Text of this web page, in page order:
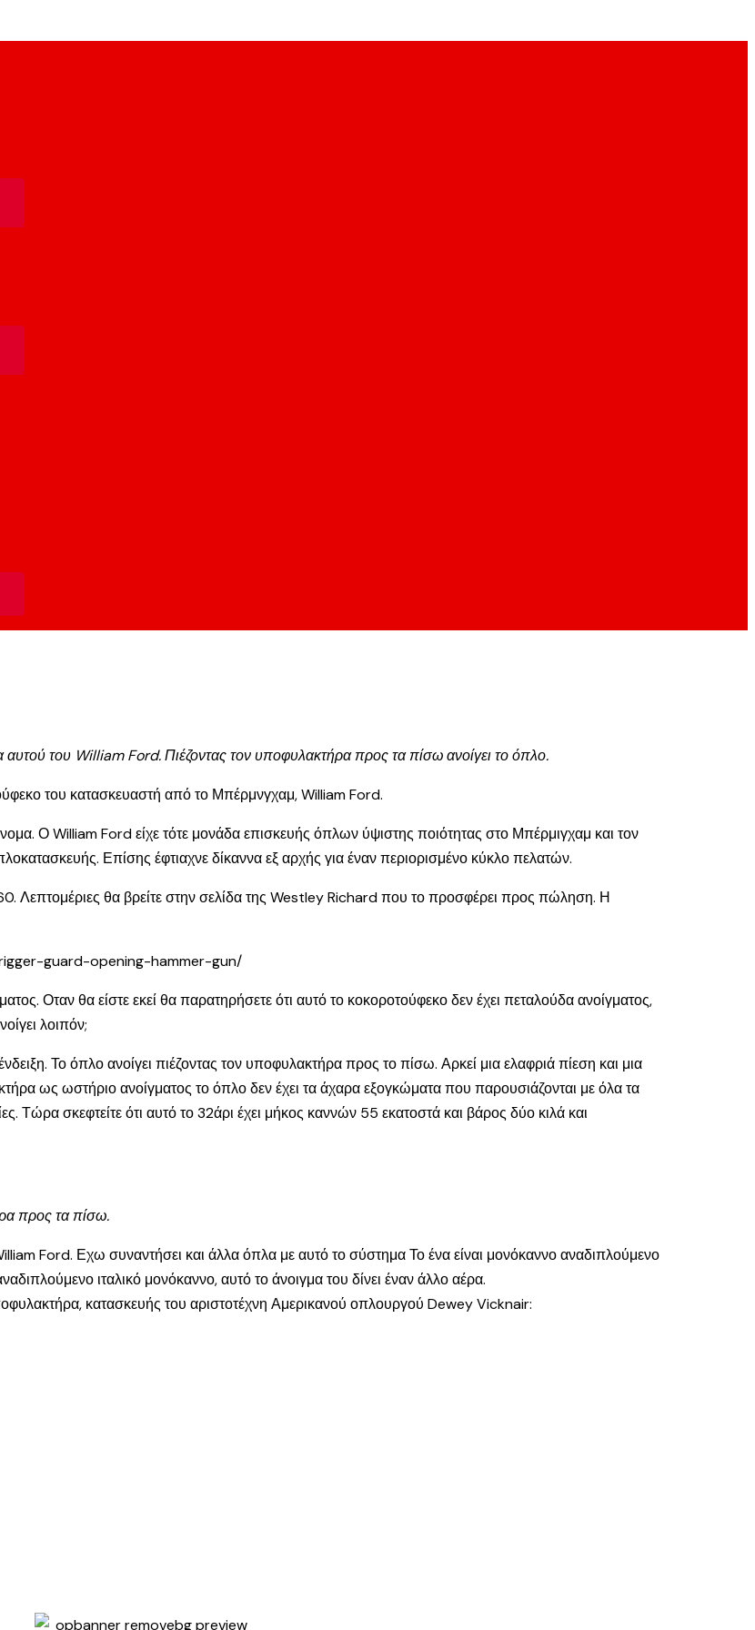
του William Ford. Πιέζοντας τον υποφυλακτήρα προς τα πίσω ανοίγει το όπλο.
του κατασκευαστή από το Μπέρμνγχαμ, William Ford.
Ο William Ford είχε τότε μονάδα επισκευής όπλων ύψιστης ποιότητας στο Μπέρμιγχαμ και τον
Επίσης έφτιαχνε δίκαννα εξ αρχής για έναν περιορισμένο κύκλο πελατών.
Λεπτομέριες θα βρείτε στην σελίδα της Westley Richard που το προσφέρει προς πώληση. Η
guard-opening-hammer-gun/
Οταν θα είστε εκεί θα παρατηρήσετε ότι αυτό το κοκοροτούφεκο δεν έχει πεταλούδα ανοίγματος,
λοιπόν;
Το όπλο ανοίγει πιέζοντας τον υποφυλακτήρα προς το πίσω. Αρκεί μια ελαφριά πίεση και μια
ως ωστήριο ανοίγματος το όπλο δεν έχει τα άχαρα εξογκώματα που παρουσιάζονται με όλα τα
Τώρα σκεφτείτε ότι αυτό το 32άρι έχει μήκος καννών 55 εκατοστά και βάρος δύο κιλά και
προς τα πίσω.
Ford. Εχω συναντήσει και άλλα όπλα με αυτό το σύστημα Το ένα είναι μονόκαννο αναδιπλούμενο
ιταλικό μονόκαννο, αυτό το άνοιγμα του δίνει έναν άλλο αέρα.
κατασκευής του αριστοτέχνη Αμερικανού οπλουργού Dewey Vicknair: